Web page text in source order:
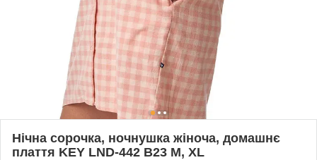
Нічна сорочка, ночнушка жіноча, домашнє
плаття KEY LND-442 B23 M, XL